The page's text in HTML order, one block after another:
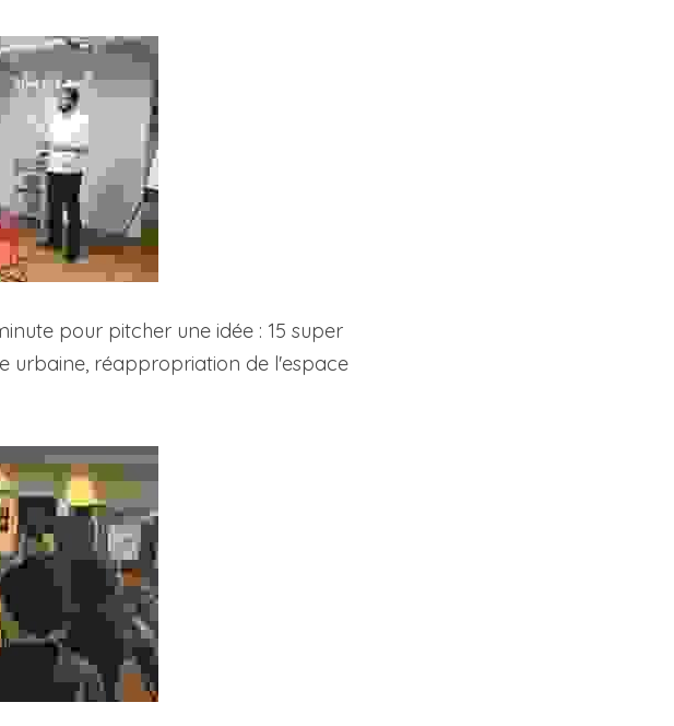
pour pitcher une idée : 15 super
urbaine, réappropriation de l'espace